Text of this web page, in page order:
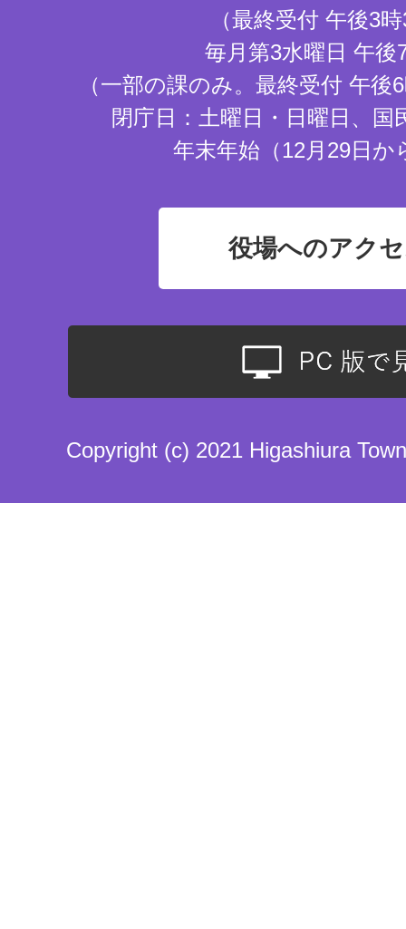
（最終受付 午後3
毎月第3水曜日 午後
（一部の課のみ。最終受付 午
閉庁日：土曜日・日曜日、国
年末年始（12月29日か
役場へのアク
Copyright (c) 2021 Higashiura